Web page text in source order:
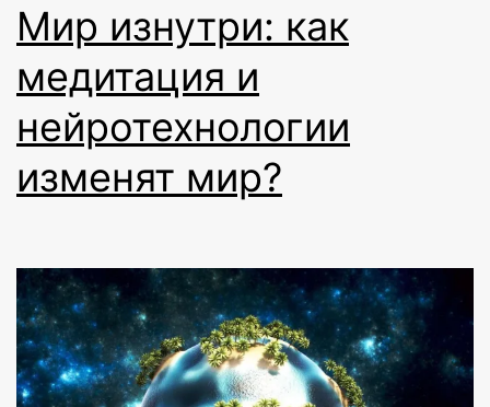
Мир изнутри: как
медитация и
нейротехнологии
изменят мир?